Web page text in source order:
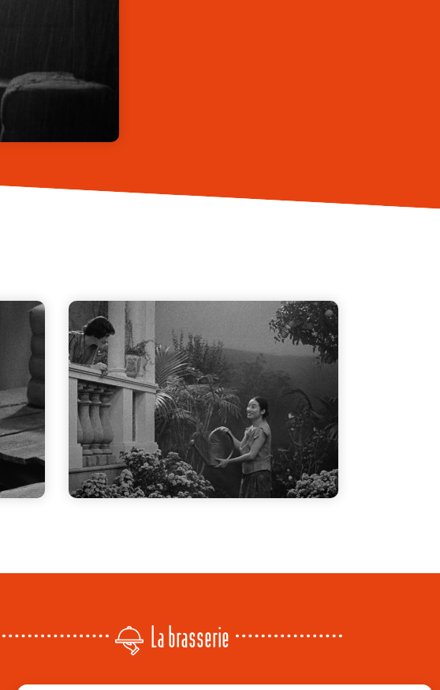
La brasserie